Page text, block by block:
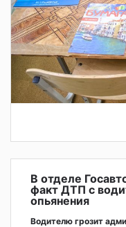
В отделе
факт ДТП с
опьянения
Водителю грозит